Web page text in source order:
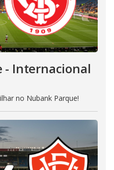
- Internacional
no Nubank Parque!